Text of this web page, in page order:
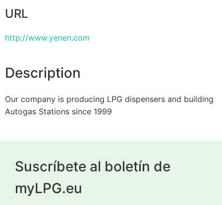
URL
http://www.yenen.com
Description
Our company is producing LPG dispensers and building
Autogas Stations since 1999
Suscríbete al boletín de
myLPG.eu